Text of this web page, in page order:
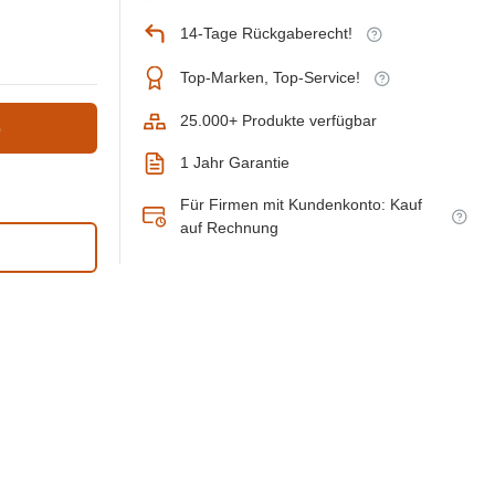
14-Tage Rückgaberecht!
Top-Marken, Top-Service!
25.000+ Produkte verfügbar
1 Jahr Garantie
Für Firmen mit Kundenkonto: Kauf
auf Rechnung